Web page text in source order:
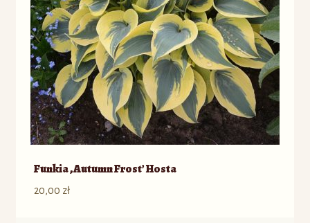
Funkia ‚Autumn Frost’ Hosta
20,00 zł